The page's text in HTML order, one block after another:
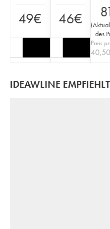
49€ 46€ (
des
Preis
40,50
IDEAWLINE